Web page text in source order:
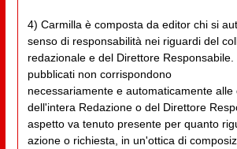
4) Carmilla è composta da editor chi si
senso di responsabilità nei riguardi del
redazionale e del Direttore
pubblicati non corrispondono
necessariamente e automaticamente alle
dell'intera Redazione o del Direttore
aspetto va tenuto presente per quanto
azione o richiesta, in un'ottica di